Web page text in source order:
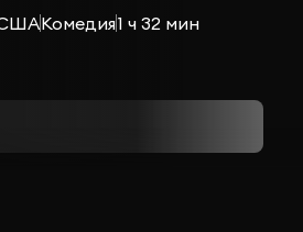
Комедия1 ч 32 мин